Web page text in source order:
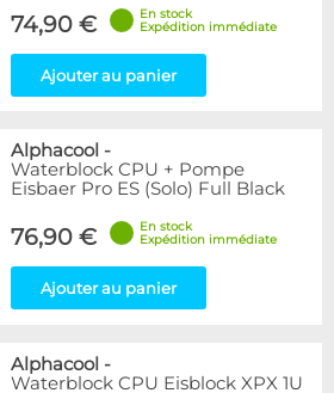
74,90 €
En stock
Expédition immédiate
Ajouter au panier
Alphacool -
Waterblock CPU + Pompe
Eisbaer Pro ES (Solo) Full Black
76,90 €
En stock
Expédition immédiate
Ajouter au panier
Alphacool -
Waterblock CPU Eisblock XPX 1U